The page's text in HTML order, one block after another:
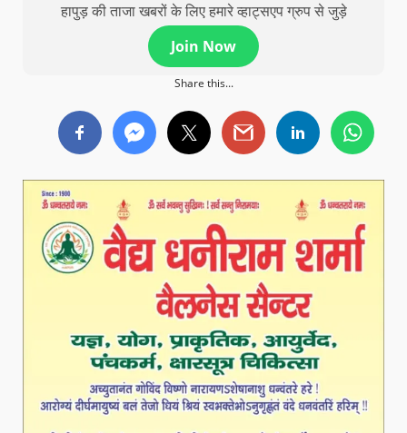
हापुड़ की ताजा खबरों के लिए हमारे व्हाट्सएप ग्रुप से जुड़े
Join Now
Share this...